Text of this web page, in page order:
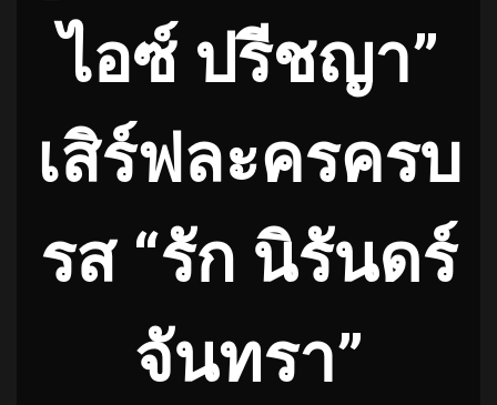
ไอซ์ ปรีชญา”
เสิร์ฟละครครบ
รส “รัก นิรันดร์
จันทรา”